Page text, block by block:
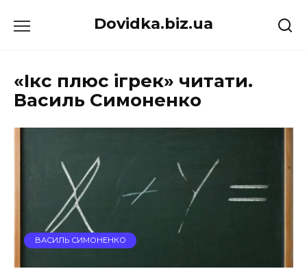
до
Dovidka.biz.ua
«Ікс плюс ігрек» читати.
Василь Симоненко
ВАСИЛЬ СИМОНЕНКО